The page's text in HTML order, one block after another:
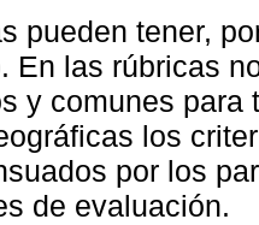
pueden tener,
En las rúbricas
y comunes
los
por los
de evaluación.